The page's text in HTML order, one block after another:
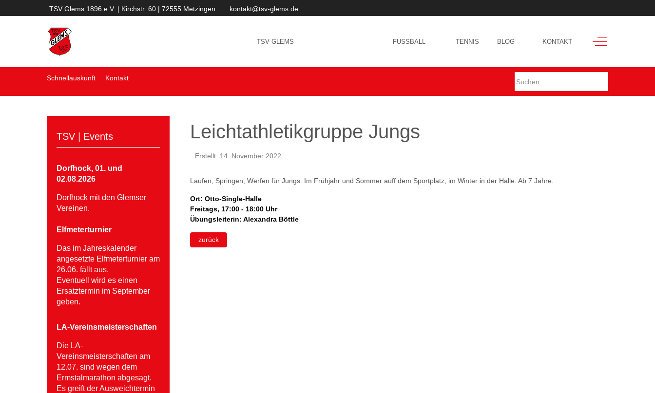
TSV Glems 1896 e.V. | Kirchstr. 60 | 72555 Metzingen kontakt@tsv-glems.de
TSV GLEMS FUSSBALL TENNIS BLOG KONTAKT Off-Canvas
Schnellauskunft Kontakt
TSV | Events
Dorfhock, 01. und
02.08.2026
Dorfhock mit den Glemser
Vereinen.
Elfmeterturnier
Das im Jahreskalender
angesetzte Elfmeterturnier am
26.06. fällt aus.
Eventuell wird es einen
Ersatztermin im September
geben.
LA-Vereinsmeisterschaften
Die LA-
Vereinsmeisterschaften am
12.07. sind wegen dem
Ermstalmarathon abgesagt.
Es greift der Ausweichtermin
Leichtathletikgruppe Jungs
Erstellt: 14. November 2022
Laufen, Springen, Werfen für Jungs. Im Frühjahr und Sommer auff dem Sportplatz, im Winter in der Halle. Ab 7 Jahre.
Ort: Otto-Single-Halle
Freitags, 17:00 - 18:00 Uhr
Übungsleiterin: Alexandra Böttle
zurück